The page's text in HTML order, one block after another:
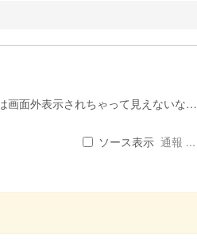
画面外表示されちゃって見えないな…
ソース表示 通報 ...